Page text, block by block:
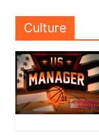
Culture